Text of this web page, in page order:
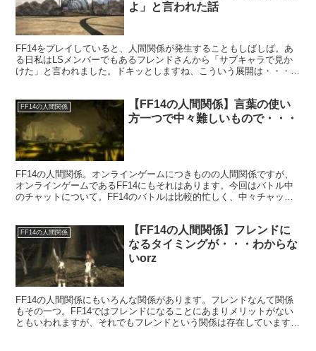
よ」と言われた話
FF14をプレイしていると、人間関係が発生することもしばしば。あ
る日私はLSメンバーでもあるフレンドさんから「サブキャラで見か
けた」と言われました。ドキッとしますね、こういう展開は・・・。
FF14の人間関係
【FF14の人間関係】言葉の使い
方一つで中々難しいもので・・・
FF14の人間関係。オンラインゲームにつきものの人間関係ですが、
オンラインゲームであるFF14にもそれはあります。今回はバトル中
のチャットについて。FF14のバトルは比較的忙しく、中々チャット
FF14の人間関係
【FF14の人間関係】フレンドに
なるタイミングが・・・わからな
いorz
FF14の人間関係にもいろんな関係があります。フレンドなんて関係
もその一つ。FF14ではフレンドになることにあまりメリットがない
ともいわれますが、それでもフレンドという関係は存在しています。